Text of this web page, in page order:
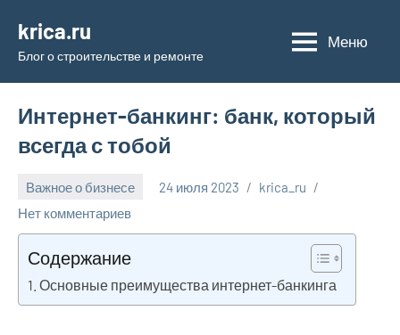
содержимому
krica.ru
Блог о строительстве и ремонте
Меню
Интернет-банкинг: банк, который
всегда с тобой
Важное о бизнесе 24 июля 2023
krica_ru
Нет комментариев
Содержание
Основные преимущества интернет-банкинга